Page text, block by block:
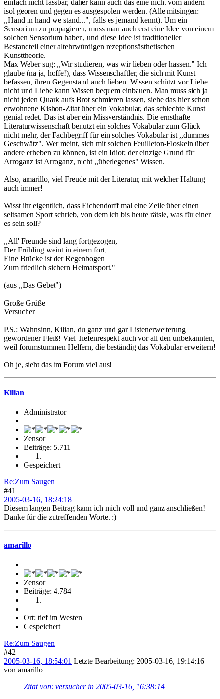
einfach nicht fassbar, daher kann auch das eine nicht vom andern
isol georen und gegen es ausgespolen werden. (Alle mitsingen:
,,Hand in hand we stand...", falls es jemand kennt). Um ein
Sensorium zu propagieren, muss man auch erst eine Idee von einem
solchen Sensorium haben, und diese Idee ist traditioneller
Bestandteil einer altehrwürdigen rezeptionsästhetischen
Kunsttheorie.
Max Weber sug: ,,Wir studieren, was wir lieben oder hassen." Ich
glaube (na ja, hoffe!), dass Wissenschaftler, die sich mit Kunst
befassen, ihren Gegenstand auch lieben. Wissen schützt vor Liebe
nicht und Liebe kann Wissen bequem einbauen. Man muss sich ja
nicht jeden Quark aufs Brot schmieren lassen, siehe das hier schon
erwohnene Kishon-Zitat über ein Vokabular, das schlechte Kunst
genial redet. Das ist aber ein Missverständnis. Die ernsthafte
Literaturwissenschaft benutzt ein solches Vokabular zum Glück
nicht mehr, der Fachbegriff für ein solches Vokabular ist ,,dummes
Geschwätz". Wer meint, sich mit solchen Feuilleton-Floskeln über
andere erheben zu können, ist ein Idiot; der einzige Grund für
Arroganz ist Arroganz, nicht ,,überlegenes" Wissen.
Also, amarillo, viel Freude mit der Literatur, mit welcher Haltung
auch immer!
Wisst ihr eigentlich, dass Eichendorff mal eine Zeile über einen
seltsamen Sport schrieb, von dem ich bis heute rätsle, was für einer
es sein soll?
,,All' Freunde sind lang fortgezogen,
Der Frühling weint in einem fort,
Eine Brücke ist der Regenbogen
Zum friedlich sichern Heimatsport."
(aus ,,Das Gebet")
Große Grüße
Versucher
P.S.: Wahnsinn, Kilian, du ganz und gar Listenerweiterung
gewordener Fleiß! Viel Tiefenrespekt auch vor all den unbekannten,
weil forumstummen Helfern, die beständig das Vokabular erweitern!
Oh je, sieht das im Forum viel aus!
Kilian
Administrator
Zensor
Beiträge: 5.711
Gespeichert
Re:Zum Saugen
#41
2005-03-16, 18:24:18
Diesem langen Beitrag kann ich mich voll und ganz anschließen!
Danke für die zutreffenden Worte. :)
amarillo
Zensor
Beiträge: 4.784
Ort: tief im Westen
Gespeichert
Re:Zum Saugen
#42
2005-03-16, 18:54:01 Letzte Bearbeitung: 2005-03-16, 19:14:16
von amarillo
Zitat von: versucher in 2005-03-16, 16:38:14